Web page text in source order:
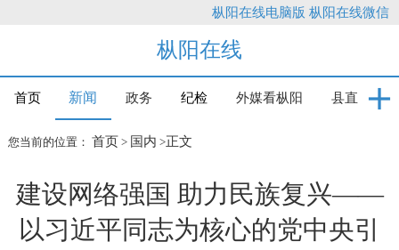
枞阳在线电脑版 枞阳在线微信
枞阳在线
首页 新闻 政务 纪检 外媒看枞阳 县直
您当前的位置： 首页 > 国内 >正文
建设网络强国 助力民族复兴——
以习近平同志为核心的党中央引